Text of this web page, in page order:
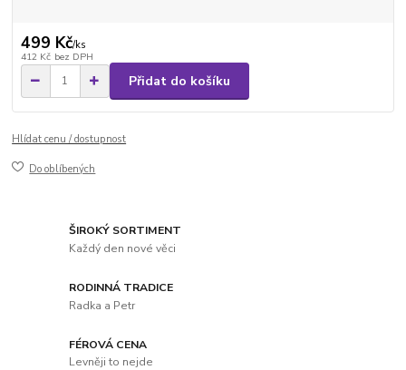
499 Kč/ks
412 Kč bez DPH
Přidat do košíku
Hlídat cenu / dostupnost
Do oblíbených
ŠIROKÝ SORTIMENT
Každý den nové věci
RODINNÁ TRADICE
Radka a Petr
FÉROVÁ CENA
Levněji to nejde